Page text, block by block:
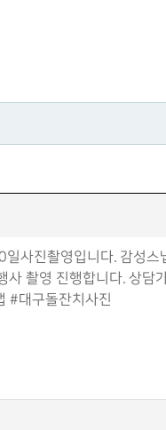
사진촬영입니다. 감성
사 촬영 진행합니다.
#대구돌잔치사진